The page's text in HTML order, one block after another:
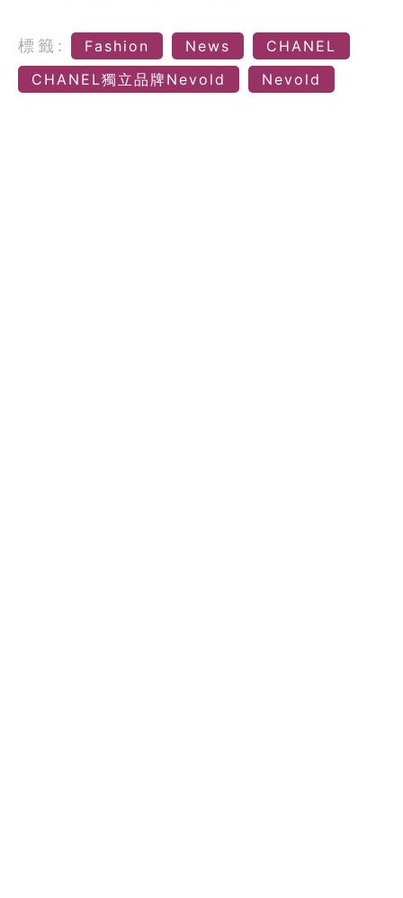
標籤: Fashion News
CHANEL
CHANEL獨立品牌Nevold
Nevold